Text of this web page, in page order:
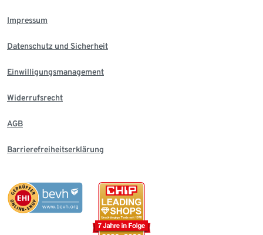
Impressum
Datenschutz und Sicherheit
Einwilligungsmanagement
Widerrufsrecht
AGB
Barrierefreiheitserklärung